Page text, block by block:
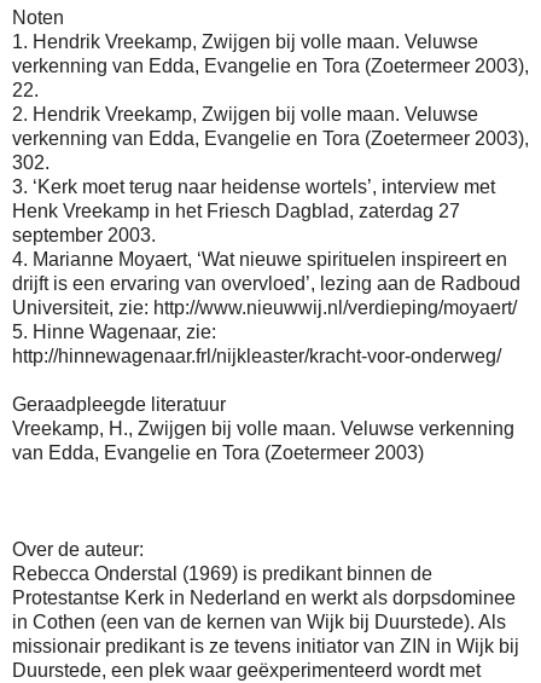
Noten
1. Hendrik Vreekamp, Zwijgen bij volle maan. Veluwse
verkenning van Edda, Evangelie en Tora (Zoetermeer 2003),
22.
2. Hendrik Vreekamp, Zwijgen bij volle maan. Veluwse
verkenning van Edda, Evangelie en Tora (Zoetermeer 2003),
302.
3. ‘Kerk moet terug naar heidense wortels’, interview met
Henk Vreekamp in het Friesch Dagblad, zaterdag 27
september 2003.
4. Marianne Moyaert, ‘Wat nieuwe spirituelen inspireert en
drijft is een ervaring van overvloed’, lezing aan de Radboud
Universiteit, zie: http://www.nieuwwij.nl/verdieping/moyaert/
5. Hinne Wagenaar, zie:
http://hinnewagenaar.frl/nijkleaster/kracht-voor-onderweg/
Geraadpleegde literatuur
Vreekamp, H., Zwijgen bij volle maan. Veluwse verkenning
van Edda, Evangelie en Tora (Zoetermeer 2003)
Over de auteur:
Rebecca Onderstal (1969) is predikant binnen de
Protestantse Kerk in Nederland en werkt als dorpsdominee
in Cothen (een van de kernen van Wijk bij Duurstede). Als
missionair predikant is ze tevens initiator van ZIN in Wijk bij
Duurstede, een plek waar geëxperimenteerd wordt met